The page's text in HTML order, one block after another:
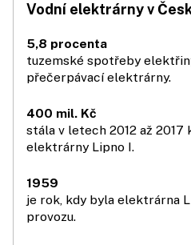
Vodní elektrárny v
5,8 procenta
tuzemské spotřeby
přečerpávací elektrárny.
400 mil. Kč
stála v letech 2012 až
elektrárny Lipno I.
1959
je rok, kdy byla elektrárna
provozu.